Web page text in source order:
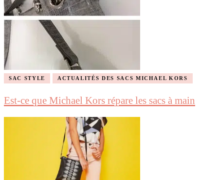
SAC STYLE ACTUALITÉS DES SACS MICHAEL KORS
Est-ce que Michael Kors répare les sacs à main